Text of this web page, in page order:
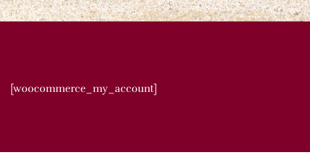
[woocommerce_my_account]